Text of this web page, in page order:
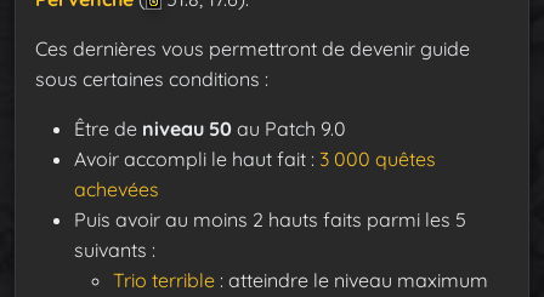
Ces dernières vous permettront de devenir guide
sous certaines conditions :
Être de niveau 50 au Patch 9.0
Avoir accompli le haut fait : 3 000 quêtes
achevées
Puis avoir au moins 2 hauts faits parmi les 5
suivants :
Trio terrible : atteindre le niveau maximum